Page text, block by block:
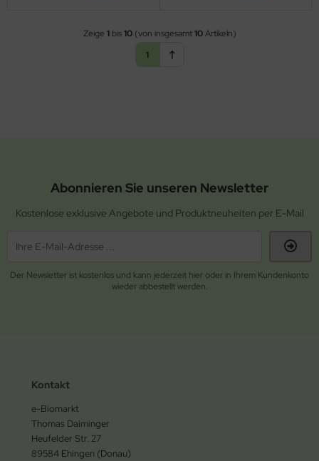
Zeige 1bis10(von insgesamt10Artikeln)
1
Abonnieren Sie unseren Newsletter
Kostenlose exklusive Angebote und Produktneuheiten per E-Mail
Der Newsletter ist kostenlos und kann jederzeit hier oder in Ihrem Kundenkonto
wieder abbestellt werden.
Kontakt
e-Biomarkt
Thomas Daiminger
Heufelder Str. 27
89584 Ehingen (Donau)